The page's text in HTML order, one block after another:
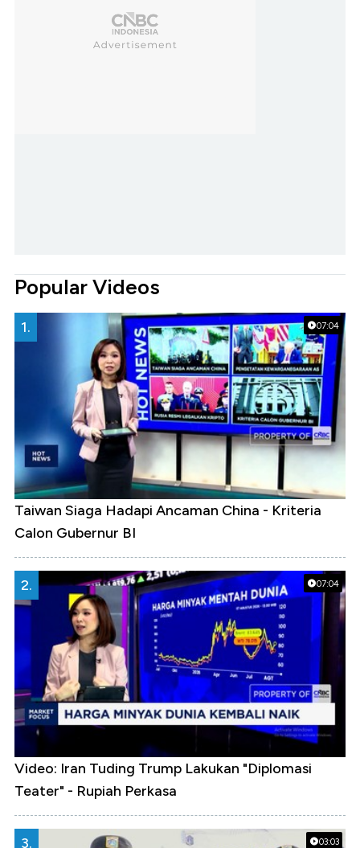
Popular Videos
07:04
1.
Taiwan Siaga Hadapi Ancaman China - Kriteria
Calon Gubernur BI
07:04
2.
Video: Iran Tuding Trump Lakukan "Diplomasi
Teater" - Rupiah Perkasa
03:03
3.